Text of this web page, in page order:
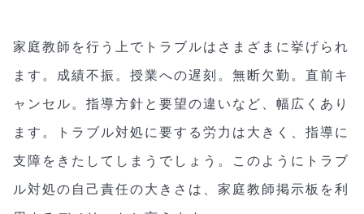
家庭教師を行う上でトラブルはさまざまに挙げられ
ます。成績不振。授業への遅刻。無断欠勤。直前キ
ャンセル。指導方針と要望の違いなど、幅広くあり
ます。トラブル対処に要する労力は大きく、指導に
支障をきたしてしまうでしょう。このようにトラブ
ル対処の自己責任の大きさは、家庭教師掲示板を利